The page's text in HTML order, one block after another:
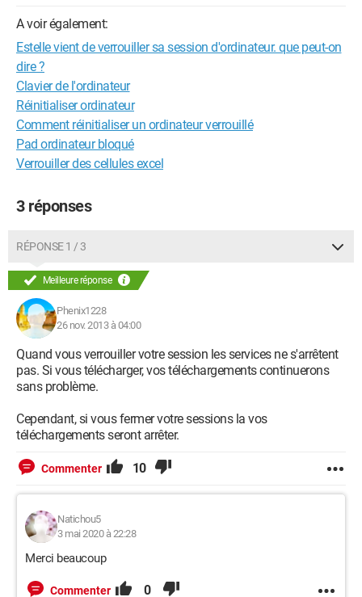
A voir également:
Estelle vient de verrouiller sa session d'ordinateur. que peut-on
dire ?
Clavier de l'ordinateur
Réinitialiser ordinateur
Comment réinitialiser un ordinateur verrouillé
Pad ordinateur bloqué
Verrouiller des cellules excel
3 réponses
RÉPONSE 1 / 3
Meilleure réponse
Phenix1228
26 nov. 2013 à 04:00
Quand vous verrouiller votre session les services ne s'arrêtent
pas. Si vous télécharger, vos téléchargements continuerons
sans problème.
Cependant, si vous fermer votre sessions la vos
téléchargements seront arrêter.
Commenter 10
Natichou5
3 mai 2020 à 22:28
Merci beaucoup
Commenter 0